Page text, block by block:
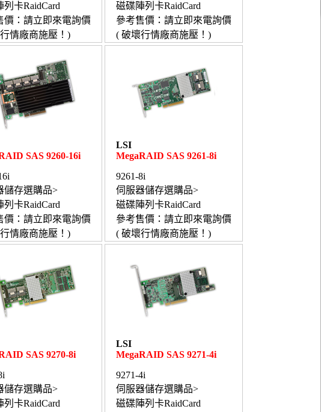
列卡RaidCard
價：請立即來電詢價
情廠商施壓！)
磁碟陣列卡RaidCard
參考售價：請立即來電詢價
( 破壞行情廠商施壓！)
SAS 9260-16i
儲存選購品>
列卡RaidCard
價：請立即來電詢價
情廠商施壓！)
LSI
MegaRAID SAS 9261-8i
9261-8i
伺服器儲存選購品>
磁碟陣列卡RaidCard
參考售價：請立即來電詢價
( 破壞行情廠商施壓！)
SAS 9270-8i
儲存選購品>
列卡RaidCard
LSI
MegaRAID SAS 9271-4i
9271-4i
伺服器儲存選購品>
磁碟陣列卡RaidCard